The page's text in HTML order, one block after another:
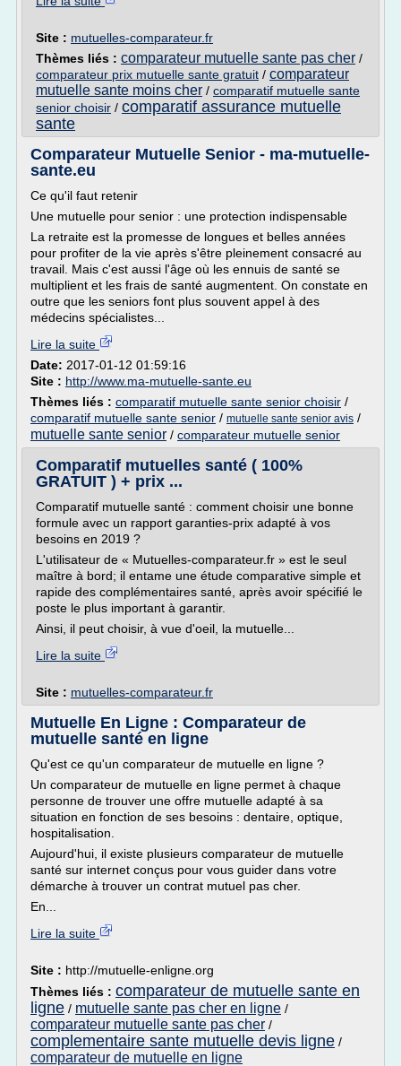
Site : mutuelles-comparateur.fr
Thèmes liés : comparateur mutuelle sante pas cher /
comparateur prix mutuelle sante gratuit / comparateur
mutuelle sante moins cher / comparatif mutuelle sante
senior choisir / comparatif assurance mutuelle
sante
Comparateur Mutuelle Senior - ma-mutuelle-
sante.eu
Ce qu'il faut retenir
Une mutuelle pour senior : une protection indispensable
La retraite est la promesse de longues et belles années
pour profiter de la vie après s'être pleinement consacré au
travail. Mais c'est aussi l'âge où les ennuis de santé se
multiplient et les frais de santé augmentent. On constate en
outre que les seniors font plus souvent appel à des
médecins spécialistes...
Lire la suite
Date: 2017-01-12 01:59:16
Site : http://www.ma-mutuelle-sante.eu
Thèmes liés : comparatif mutuelle sante senior choisir /
comparatif mutuelle sante senior / mutuelle sante senior avis /
mutuelle sante senior / comparateur mutuelle senior
Comparatif mutuelles santé ( 100%
GRATUIT ) + prix ...
Comparatif mutuelle santé : comment choisir une bonne
formule avec un rapport garanties-prix adapté à vos
besoins en 2019 ?
L'utilisateur de « Mutuelles-comparateur.fr » est le seul
maître à bord; il entame une étude comparative simple et
rapide des complémentaires santé, après avoir spécifié le
poste le plus important à garantir.
Ainsi, il peut choisir, à vue d'oeil, la mutuelle...
Lire la suite
Site : mutuelles-comparateur.fr
Mutuelle En Ligne : Comparateur de
mutuelle santé en ligne
Qu'est ce qu'un comparateur de mutuelle en ligne ?
Un comparateur de mutuelle en ligne permet à chaque
personne de trouver une offre mutuelle adapté à sa
situation en fonction de ses besoins : dentaire, optique,
hospitalisation.
Aujourd'hui, il existe plusieurs comparateur de mutuelle
santé sur internet conçus pour vous guider dans votre
démarche à trouver un contrat mutuel pas cher.
En...
Lire la suite
Site : http://mutuelle-enligne.org
Thèmes liés : comparateur de mutuelle sante en
ligne / mutuelle sante pas cher en ligne /
comparateur mutuelle sante pas cher /
complementaire sante mutuelle devis ligne /
comparateur de mutuelle en ligne